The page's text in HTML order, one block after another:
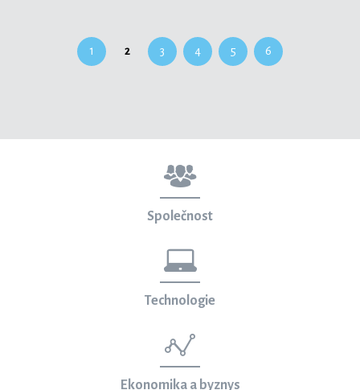
1 2 3 4 5 6
Společnost
Technologie
Ekonomika a byznys